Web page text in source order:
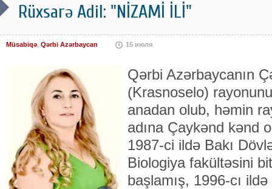
Rüxsarə Adil: "NİZAMİ İLİ"
Müsabiqə, Qərbi Azərbaycan 15 июля
Qərbi Azərbaycanın
(Krasnoselo)
anadan olub, həmin
adına Çaykənd kənd
1987-ci ildə Bakı
Biologiya fakültəsini
başlamış, 1996-cı